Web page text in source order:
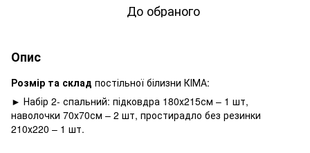
До обраного
Опис
Розмір та склад постільної білизни КІМА:
► Набір 2- спальний: підковдра 180х215см – 1 шт,
наволочки 70х70см – 2 шт, простирадло без резинки
210х220 – 1 шт.